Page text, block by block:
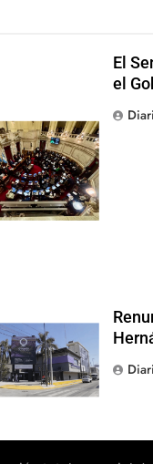
El
el